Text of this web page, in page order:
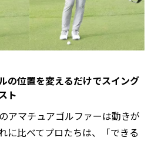
の位置を変えるだけでスイング
ト
アマチュアゴルファーは動きが
に比べてプロたちは、「できる